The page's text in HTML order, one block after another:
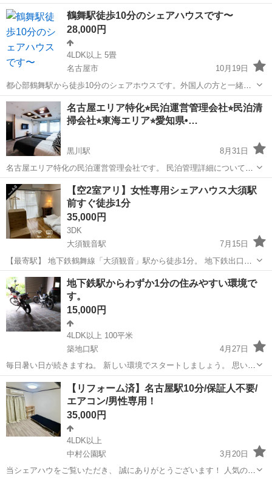
シーがありますが、毎日世界中のさまざまな人々と出会うこともでき
ます。世界中に友達を作ろう！ 🉐 3万円/月で、水道代、ガス代、光熱
費、インターネット全て込...
愛知 名古屋市 太閤通駅 シェアハウス ゲストハウス
鶴舞駅徒歩10分のシェアハウスです〜
28,000円
4LDK以上 5畳
名古屋市
10月19日
都心部鶴舞駅から徒歩10分のシェアホウスです。外国人の方と一緒に
住むのは拒まない方〜〜 敷金、礼金不要 保証金1万円(返金あり)
布団は貸し出し無料、最短当日から入居可 素泊まりあり、1日三千
円24時間滞在ok 細かい...
愛知 名古屋市 シェアハウス 無料
名古屋エリア特化⭐︎民泊運営管理会社⭐︎民泊清
掃会社⭐︎東海エリア⭐︎愛知県•…
黒川駅
8月31日
名古屋エリア特化の民泊運営管理会社です。 民泊管理詳細については
下記よりご確認ください↓ https://break-est.co.jp/lp/lp-minpakukanri/
【民泊物件の紹介〜取得】 民泊として適した物...
愛知 名古屋市 黒川駅 シェアハウス
【空2室アリ】女性専用シェアハウス大須駅
前すぐ徒歩1分
35,000円
3DK
大須観音駅
7月15日
【最寄駅】 地下鉄鶴舞線「大須観音」駅から徒歩1分。 地下鉄出口す
ぐ目の前のマンションの1室です。西大須に位置する住宅エリア側にな
るので女性の夜の一人歩きでも安心できる立地です。「大須観音」周
辺には、ご周知の通り「商店街...
愛知 名古屋市 大須観音駅 シェアハウス 徒歩
地下鉄駅からわずか1分の住みやすい環境で
す。
15,000円
4LDK以上 100平米
築地口駅
4月27日
毎日暑い日が続きますね。 新しい環境でスタートしましょう。 思い立
ったら好機です。 面倒な手数料は一切ありません。 シェアハウスで独
立しましょう。 投稿を御覧になり感謝です。 働く女性を応援して１０
年を迎えました。 私自...
愛知 名古屋市 シェアハウス 物件
【リフォーム済】名古屋駅10分/保証人不要/
エアコン/男性専用！
35,000円
4LDK以上
中村公園駅
3月20日
当シェアハウをご覧いただき、 誠にありがとうございます！ 人気の角